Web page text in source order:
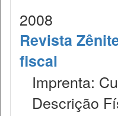
2008
Revista
fiscal
Imprenta:
Descrição